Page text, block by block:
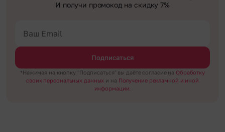
И получи промокод на скидку 7%
Подписаться
*Нажимая на кнопку "Подписаться" вы даёте согласие на Обработку
своих персональных данных и на Получение рекламной и иной
информации.